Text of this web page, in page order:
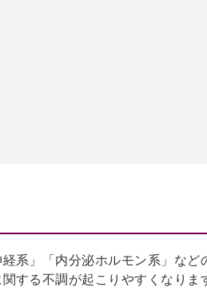
系」「内分泌ホルモン系」など
する不調が起こりやすくなりま